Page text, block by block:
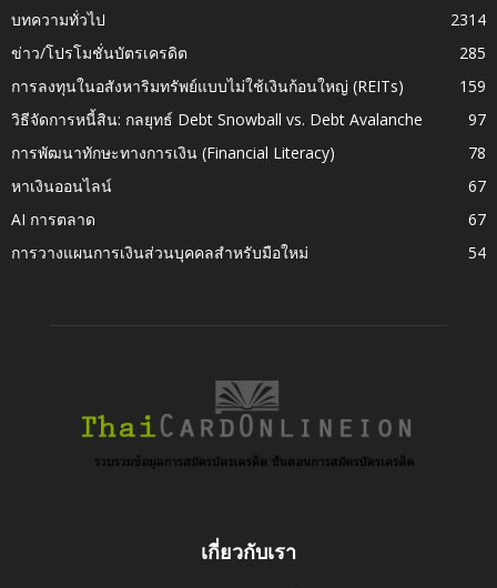
บทความทั่วไป
2314
ข่าว/โปรโมชั่นบัตรเครดิต
285
การลงทุนในอสังหาริมทรัพย์แบบไม่ใช้เงินก้อนใหญ่ (REITs)
159
วิธีจัดการหนี้สิน: กลยุทธ์ Debt Snowball vs. Debt Avalanche
97
การพัฒนาทักษะทางการเงิน (Financial Literacy)
78
หาเงินออนไลน์
67
AI การตลาด
67
การวางแผนการเงินส่วนบุคคลสำหรับมือใหม่
54
เกี่ยวกับเรา